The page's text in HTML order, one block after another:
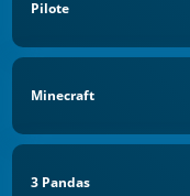
Pilote
Minecraft
3 Pandas